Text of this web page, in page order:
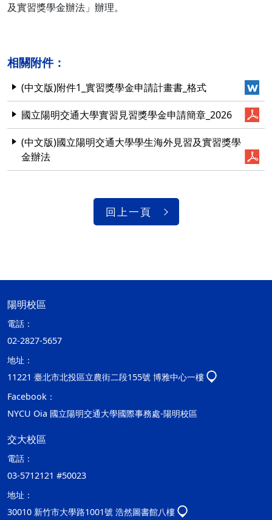
及實習獎學金辦法」辦理。
相關附件：
(中文版)附件1_實習獎學金申請計畫書_格式
國立陽明交通大學實習見習獎學金申請簡章_2026
(中文版)國立陽明交通大學學生海外見習及實習獎學
金辦法
回上一頁
陽明校區
電話：
02-2827-5657
地址：
11221 臺北市北投區立農街二段155號 博雅中心一樓
Facebook：
NYCU Oia 國立陽明交通大學國際事務處-陽明校區
交大校區
電話：
03-5712121 #50023
地址：
30010 新竹市大學路1001號 浩然圖書館八樓